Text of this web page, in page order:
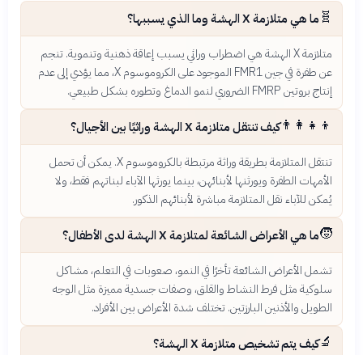
🧬 ما هي متلازمة X الهشة وما الذي يسببها؟
متلازمة X الهشة هي اضطراب وراثي يسبب إعاقة ذهنية وتنموية. تنجم
عن طفرة في جين FMR1 الموجود على الكروموسوم X، مما يؤدي إلى عدم
إنتاج بروتين FMRP الضروري لنمو الدماغ وتطوره بشكل طبيعي.
👨‍👩‍👧‍👦كيف تنتقل متلازمة X الهشة وراثيًا بين الأجيال؟
تنتقل المتلازمة بطريقة وراثة مرتبطة بالكروموسوم X. يمكن أن تحمل
الأمهات الطفرة ويورثنها لأبنائهن، بينما يورثها الآباء لبناتهم فقط، ولا
يُمكن للآباء نقل المتلازمة مباشرة لأبنائهم الذكور.
🧒ما هي الأعراض الشائعة لمتلازمة X الهشة لدى الأطفال؟
تشمل الأعراض الشائعة تأخرًا في النمو، صعوبات في التعلم، مشاكل
سلوكية مثل فرط النشاط والقلق، وصفات جسدية مميزة مثل الوجه
الطويل والأذنين البارزتين. تختلف شدة الأعراض بين الأفراد.
🔬كيف يتم تشخيص متلازمة X الهشة؟